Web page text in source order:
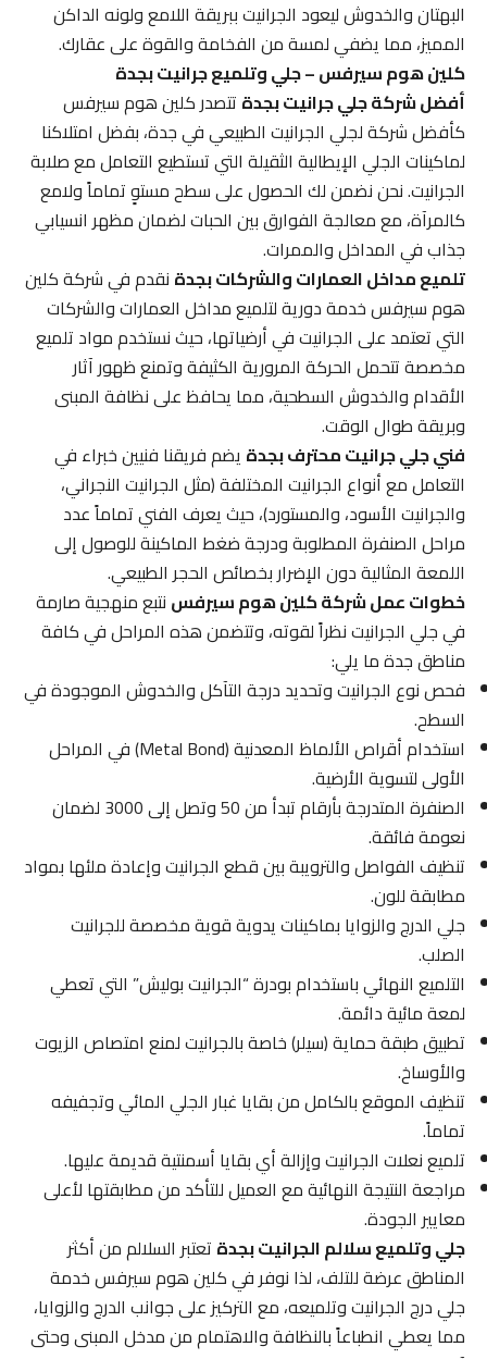
البهتان والخدوش ليعود الجرانيت ببريقة اللامع ولونه الداكن
المميز، مما يضفي لمسة من الفخامة والقوة على عقارك.
كلين هوم سيرفس – جلي وتلميع جرانيت بجدة
أفضل شركة جلي جرانيت بجدةتتصدر كلين هوم سيرفس
كأفضل شركة لجلي الجرانيت الطبيعي في جدة، بفضل امتلاكنا
لماكينات الجلي الإيطالية الثقيلة التي تستطيع التعامل مع صلابة
الجرانيت. نحن نضمن لك الحصول على سطح مستوٍ تماماً ولامع
كالمرآة، مع معالجة الفوارق بين الحبات لضمان مظهر انسيابي
جذاب في المداخل والممرات.
تلميع مداخل العمارات والشركات بجدةنقدم في شركة كلين
هوم سيرفس خدمة دورية لتلميع مداخل العمارات والشركات
التي تعتمد على الجرانيت في أرضياتها، حيث نستخدم مواد تلميع
مخصصة تتحمل الحركة المرورية الكثيفة وتمنع ظهور آثار
الأقدام والخدوش السطحية، مما يحافظ على نظافة المبنى
وبريقة طوال الوقت.
فني جلي جرانيت محترف بجدةيضم فريقنا فنيين خبراء في
التعامل مع أنواع الجرانيت المختلفة (مثل الجرانيت النجراني،
والجرانيت الأسود، والمستورد)، حيث يعرف الفني تماماً عدد
مراحل الصنفرة المطلوبة ودرجة ضغط الماكينة للوصول إلى
اللمعة المثالية دون الإضرار بخصائص الحجر الطبيعي.
خطوات عمل شركة كلين هوم سيرفسنتبع منهجية صارمة
في جلي الجرانيت نظراً لقوته، وتتضمن هذه المراحل في كافة
مناطق جدة ما يلي:
فحص نوع الجرانيت وتحديد درجة التآكل والخدوش الموجودة في
السطح.
استخدام أقراص الألماظ المعدنية (Metal Bond) في المراحل
الأولى لتسوية الأرضية.
الصنفرة المتدرجة بأرقام تبدأ من 50 وتصل إلى 3000 لضمان
نعومة فائقة.
تنظيف الفواصل والترويبة بين قطع الجرانيت وإعادة ملئها بمواد
مطابقة للون.
جلي الدرج والزوايا بماكينات يدوية قوية مخصصة للجرانيت
الصلب.
التلميع النهائي باستخدام بودرة “الجرانيت بوليش” التي تعطي
لمعة مائية دائمة.
تطبيق طبقة حماية (سيلر) خاصة بالجرانيت لمنع امتصاص الزيوت
والأوساخ.
تنظيف الموقع بالكامل من بقايا غبار الجلي المائي وتجفيفه
تماماً.
تلميع نعلات الجرانيت وإزالة أي بقايا أسمنتية قديمة عليها.
مراجعة النتيجة النهائية مع العميل للتأكد من مطابقتها لأعلى
معايير الجودة.
جلي وتلميع سلالم الجرانيت بجدةتعتبر السلالم من أكثر
المناطق عرضة للتلف، لذا نوفر في كلين هوم سيرفس خدمة
جلي درج الجرانيت وتلميعه، مع التركيز على جوانب الدرج والزوايا،
مما يعطي انطباعاً بالنظافة والاهتمام من مدخل المبنى وحتى